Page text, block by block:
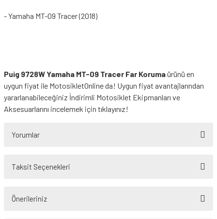
- Yamaha MT-09 Tracer (2018)
Puig 9728W Yamaha MT-09 Tracer Far Korumaürünü en
uygun fiyat ile MotosikletOnline da! Uygun fiyat avantajlarından
yararlanabileceğiniz İndirimli Motosiklet Ekipmanları ve
Aksesuarlarını incelemek için tıklayınız!
Yorumlar
Taksit Seçenekleri
Önerileriniz